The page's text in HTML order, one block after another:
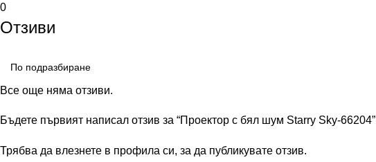
0
Отзиви
Все още няма отзиви.
Бъдете първият написал отзив за “Проектор с бял шум Starry Sky-66204”
Трябва да влезнете в профила си, за да публикувате отзив.